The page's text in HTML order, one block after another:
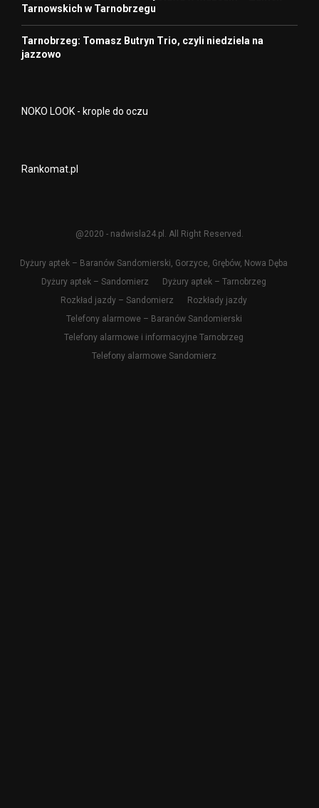
Tarnowskich w Tarnobrzegu
Tarnobrzeg: Tomasz Butryn Trio, czyli niedziela na
jazzowo
NOKO LOOK - krople do oczu
Rankomat.pl
@2020 - nadwisla24.pl. All Right Reserved.
Dyżury aptek – Baranów Sandomierski, Gorzyce, Grębów, Nowa Dęba
Dyżury aptek – Sandomierz
Dyżury aptek – Tarnobrzeg
Rozkład jazdy – Sandomierz
Rozkłady jazdy
Telefony alarmowe – Baranów Sandomierski
Telefony alarmowe i informacyjne Tarnobrzeg
Telefony alarmowe Sandomierz